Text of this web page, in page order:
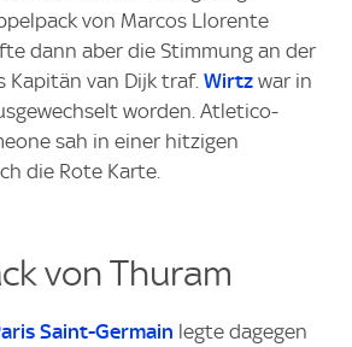
von Marcos Llorente
dann aber die Stimmung an der
Kapitän van Dijk traf. Wirtz war in
worden. Atletico-
sah in einer hitzigen
die Rote Karte.
von Thuram
Saint-Germain legte dagegen